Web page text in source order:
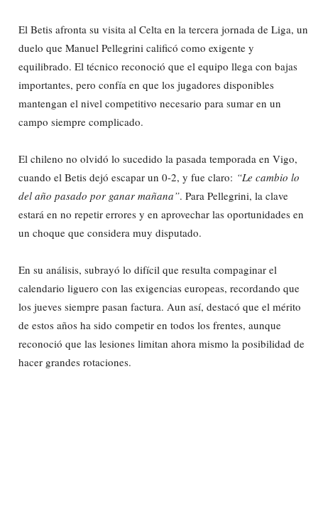
El Betis afronta su visita al Celta en la tercera jornada de Liga, un
duelo que Manuel Pellegrini calificó como exigente y
equilibrado. El técnico reconoció que el equipo llega con bajas
importantes, pero confía en que los jugadores disponibles
mantengan el nivel competitivo necesario para sumar en un
campo siempre complicado.
El chileno no olvidó lo sucedido la pasada temporada en Vigo,
cuando el Betis dejó escapar un 0-2, y fue claro: “Le cambio lo
del año pasado por ganar mañana”. Para Pellegrini, la clave
estará en no repetir errores y en aprovechar las oportunidades en
un choque que considera muy disputado.
En su análisis, subrayó lo difícil que resulta compaginar el
calendario liguero con las exigencias europeas, recordando que
los jueves siempre pasan factura. Aun así, destacó que el mérito
de estos años ha sido competir en todos los frentes, aunque
reconoció que las lesiones limitan ahora mismo la posibilidad de
hacer grandes rotaciones.